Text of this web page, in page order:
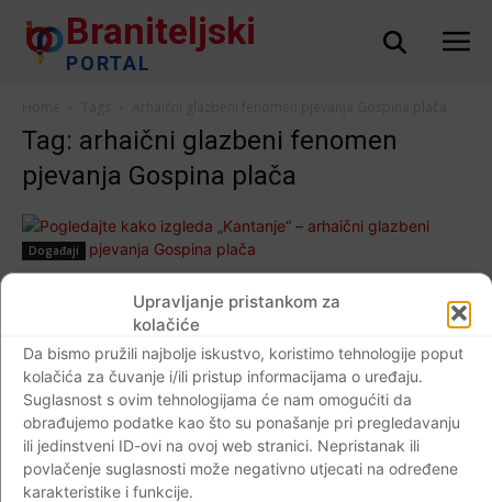
Upravljanje pristankom za
kolačiće
Da bismo pružili najbolje iskustvo, koristimo tehnologije poput
kolačića za čuvanje i/ili pristup informacijama o uređaju.
Suglasnost s ovim tehnologijama će nam omogućiti da
obrađujemo podatke kao što su ponašanje pri pregledavanju
ili jedinstveni ID-ovi na ovoj web stranici. Nepristanak ili
povlačenje suglasnosti može negativno utjecati na određene
karakteristike i funkcije.
Braniteljski
PORTAL
Tag: arhaični glazbeni fenomen
pjevanja Gospina plača
Događaji
Pogledajte kako izgleda „Kantanje“ –
arhaični glazbeni fenomen pjevanja Gospina
plača
Braniteljski portal - 11.04.2019
Impressum Kontaktirajte nas Pravila o privatnosti